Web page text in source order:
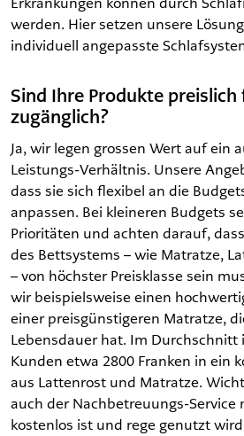
werden. Hier setzen unsere
individuell angepasste
Sind Ihre Produkte preislich
zugänglich?
Ja, wir legen grossen Wert auf ein
Leistungs-Verhältnis. Unsere
dass sie sich flexibel an die
anpassen. Bei kleineren Budgets
Prioritäten und achten darauf,
des Bettsystems – wie Matratze,
– von höchster Preisklasse sein
wir beispielsweise einen
einer preisgünstigeren Matratze,
Lebensdauer hat. Im Durchschnitt
Kunden etwa 2800 Franken in ein
aus Lattenrost und Matratze.
auch der Nachbetreuungs-Service
kostenlos ist und rege genutzt